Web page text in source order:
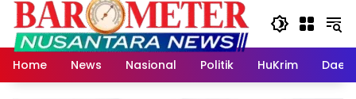
Langsung
konten
Home
News Nasional Politik HuKrim